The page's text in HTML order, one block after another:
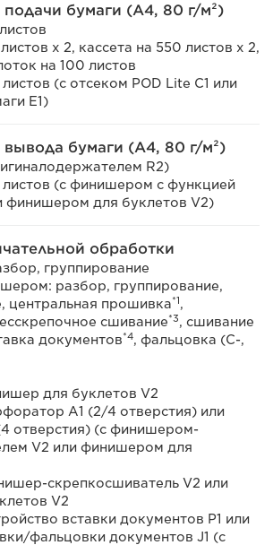
подачи бумаги (A4, 80 г/м²)
x 2, кассета на 550 листов x 2,
на 100 листов
(с отсеком POD Lite C1 или
E1)
вывода бумаги (A4, 80 г/м²)
R2)
(с финишером с функцией
финишером для буклетов V2)
обработки
группирование
разбор, группирование,
центральная прошивка*1,
сшивание*3, сшивание
документов*4, фальцовка (C-,
для буклетов V2
A1 (2/4 отверстия) или
отверстия) (с финишером-
V2 или финишером для
скрепкосшиватель V2 или
V2
вставки документов P1 или
фальцовки документов J1 (с